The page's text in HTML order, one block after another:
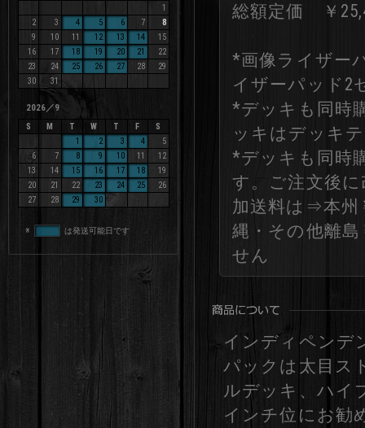
1
2
3 4 5 6 7
8
9
10 11 12 13 14
15
16
17 18 19 20 21
22
23
24 25 26 27 28
29
30
31
2026／9
S
M T W T F
S
1
2 3 4
5
6
7 8 9 10 11
12
13
14 15 16 17 18
19
20
21 22 23 24 25
26
27
28 29 30
※ は発送可能日です
総額定価 ￥
*画像ライザー
イザーパッド2
*デッキも同時
ッキはデッキ
*デッキも同時
す。ご注文後
加送料は⇒本州
縄・その他離
せん
インディペンデ
パックは太目ス
ルデッキ、ハイ
インチ位にお勧